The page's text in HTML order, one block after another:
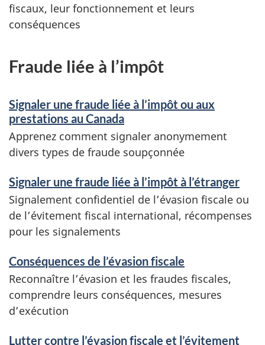
fiscaux, leur fonctionnement et leurs
conséquences
Fraude liée à l’impôt
Signaler une fraude liée à l’impôt ou aux
prestations au Canada
Apprenez comment signaler anonymement
divers types de fraude soupçonnée
Signaler une fraude liée à l’impôt à l’étranger
Signalement confidentiel de l’évasion fiscale ou
de l’évitement fiscal international, récompenses
pour les signalements
Conséquences de l’évasion fiscale
Reconnaître l’évasion et les fraudes fiscales,
comprendre leurs conséquences, mesures
d’exécution
Lutter contre l’évasion fiscale et l’évitement